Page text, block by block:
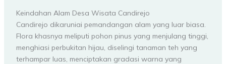
Keindahan Alam Desa Wisata Candirejo
Candirejo dikaruniai pemandangan alam yang luar biasa.
Flora khasnya meliputi pohon pinus yang menjulang tinggi,
menghiasi perbukitan hijau, diselingi tanaman teh yang
terhampar luas, menciptakan gradasi warna yang